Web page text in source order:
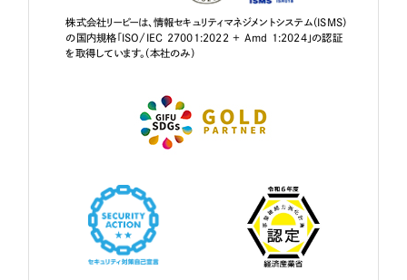
株式会社リーピーは、情報セキュリティマネジメントシステム（ISMS）
の国内規格「ISO/IEC 27001:2022 + Amd 1:2024」の認証
を取得しています。（本社のみ）